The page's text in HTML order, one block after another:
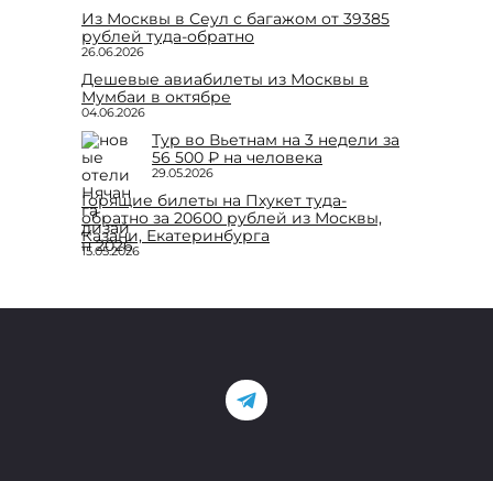
Из Москвы в Сеул с багажом от 39385
рублей туда-обратно
26.06.2026
Дешевые авиабилеты из Москвы в
Мумбаи в октябре
04.06.2026
Тур во Вьетнам на 3 недели за
56 500 ₽ на человека
29.05.2026
Горящие билеты на Пхукет туда-
обратно за 20600 рублей из Москвы,
Казани, Екатеринбурга
15.05.2026